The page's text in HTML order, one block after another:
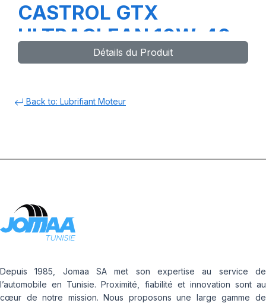
CASTROL GTX
ULTRACLEAN 10W-40
A3/B4 1L (E4)
Détails du Produit
Back to: Lubrifiant Moteur
Depuis 1985, Jomaa SA met son expertise au service de
l’automobile en Tunisie. Proximité, fiabilité et innovation sont au
cœur de notre mission. Nous proposons une large gamme de